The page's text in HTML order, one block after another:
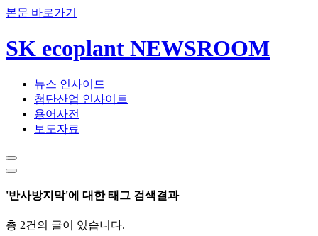
본문 바로가기
SK ecoplant NEWSROOM
뉴스 인사이드
첨단산업 인사이트
용어사전
보도자료
'반사방지막'에 대한 태그 검색결과
총 2건의 글이 있습니다.